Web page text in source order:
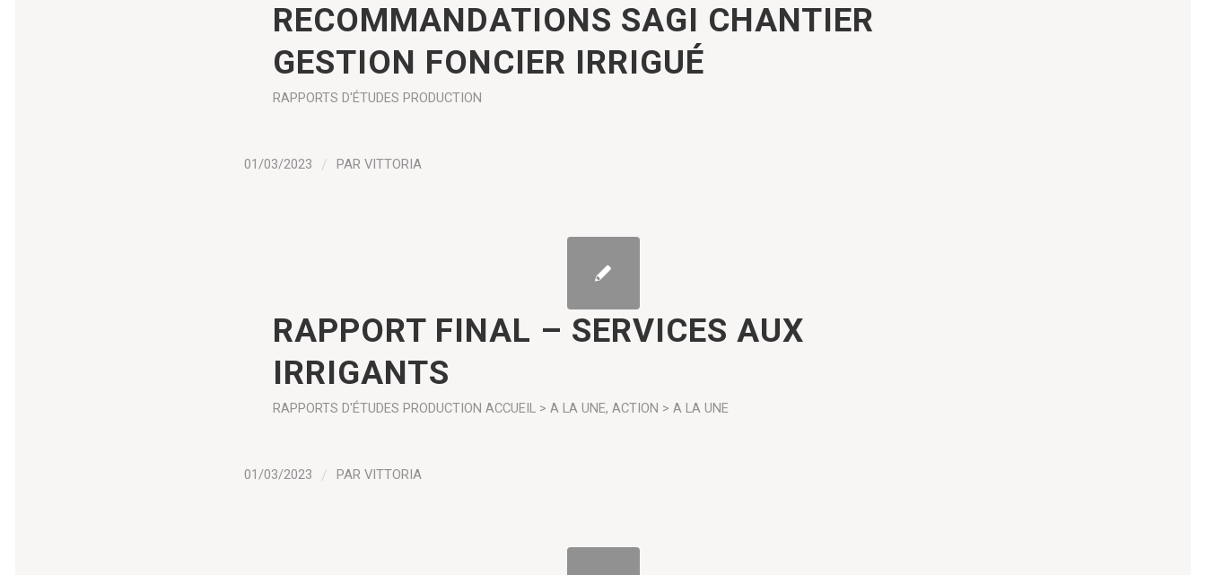
RECOMMANDATIONS SAGI CHANTIER
GESTION FONCIER IRRIGUÉ
RAPPORTS D'ÉTUDES PRODUCTION
01/03/2023 / PAR VITTORIA
RAPPORT FINAL – SERVICES AUX
IRRIGANTS
RAPPORTS D'ÉTUDES PRODUCTION ACCUEIL > A LA UNE, ACTION > A LA UNE
01/03/2023 / PAR VITTORIA